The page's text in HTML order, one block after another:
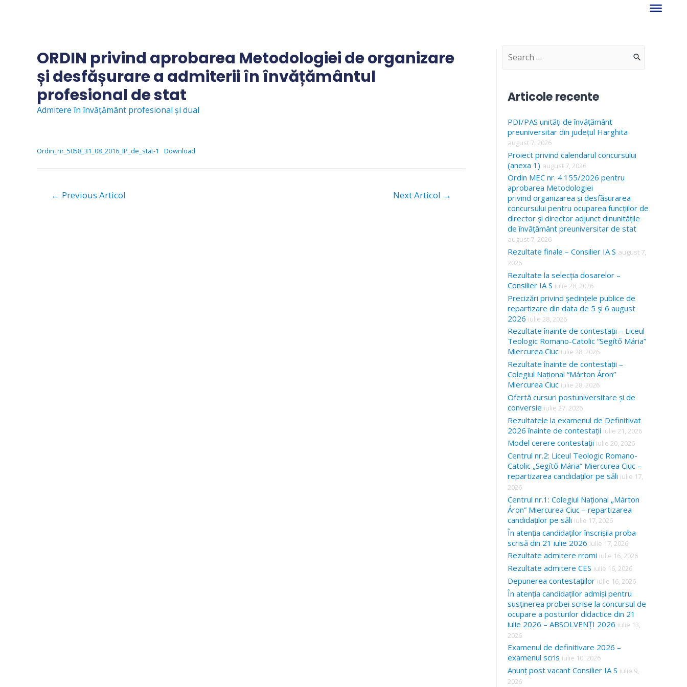
ORDIN privind aprobarea Metodologiei de organizare
și desfășurare a admiterii în învățământul
profesional de stat
Admitere în învățământ profesional și dual
Ordin_nr_5058_31_08_2016_IP_de_stat-1 Download
Navigare
← Previous Articol Next Articol →
S
c
h
f
o
r
:
Articole recente
PDI/PAS unități de învățământ
preuniversitar din județul Harghita
august 7, 2026
Proiect privind calendarul concursului
(anexa 1) august 7, 2026
Ordin MEC nr. 4.155/2026 pentru
aprobarea Metodologiei
privind organizarea și desfășurarea
concursului pentru ocuparea funcțiilor de
director și director adjunct dinunitățile
de învățământ preuniversitar de stat
august 7, 2026
Rezultate finale – Consilier IA S august 7,
2026
Rezultate la selecția dosarelor –
Consilier IA S iulie 28, 2026
Precizări privind ședințele publice de
repartizare din data de 5 și 6 august
2026 iulie 28, 2026
Rezultate înainte de contestații – Liceul
Teologic Romano-Catolic “Segítő Mária”
Miercurea Ciuc iulie 28, 2026
Rezultate înainte de contestații –
Colegiul Național “Márton Áron”
Miercurea Ciuc iulie 28, 2026
Ofertă cursuri postuniversitare și de
conversie iulie 27, 2026
Rezultatele la examenul de Definitivat
2026 înainte de contestații iulie 21, 2026
Model cerere contestații iulie 20, 2026
Centrul nr.2: Liceul Teologic Romano-
Catolic „Segítő Mária” Miercurea Ciuc –
repartizarea candidaților pe săli iulie 17,
2026
Centrul nr.1: Colegiul Național „Márton
Áron” Miercurea Ciuc – repartizarea
candidaților pe săli iulie 17, 2026
În atenția candidaților înscrișila proba
scrisă din 21 iulie 2026 iulie 17, 2026
Rezultate admitere rromi iulie 16, 2026
Rezultate admitere CES iulie 16, 2026
Depunerea contestațiilor iulie 16, 2026
În atenția candidaților admiși pentru
susținerea probei scrise la concursul de
ocupare a posturilor didactice din 21
iulie 2026 – ABSOLVENȚI 2026 iulie 13,
2026
Examenul de definitivare 2026 –
examenul scris iulie 10, 2026
Anunț post vacant Consilier IA S iulie 9,
2026